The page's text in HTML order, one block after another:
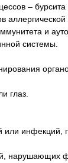
– бурсита
и
системы.
глаз.
или
нарушающих